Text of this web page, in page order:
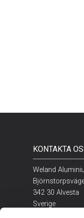
KONTAKTA
Weland
342 30 Alvesta
Sverige